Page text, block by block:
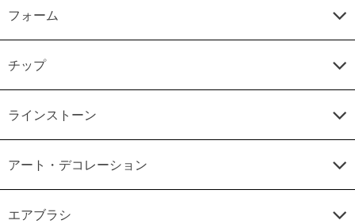
フォーム
チップ
ラインストーン
アート・デコレーション
エアブラシ